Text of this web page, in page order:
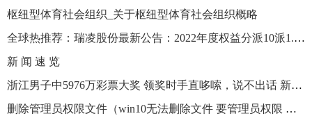
枢纽型体育社会组织_关于枢纽型体育社会组织概略
全球热推荐：瑞凌股份最新公告：2022年度权益分派10派1.5元 股权登记日6月20日
新 闻 速 览
浙江男子中5976万彩票大奖 领奖时手直哆嗦，说不出话 新视野
删除管理员权限文件（win10无法删除文件 要管理员权限 怎么办）